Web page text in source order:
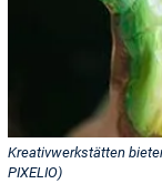
Kreativwerkstätten
PIXELIO)